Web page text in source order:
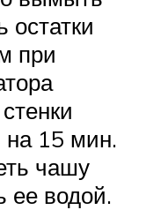
остатки
при
на 15 мин.
чашу
ее водой.